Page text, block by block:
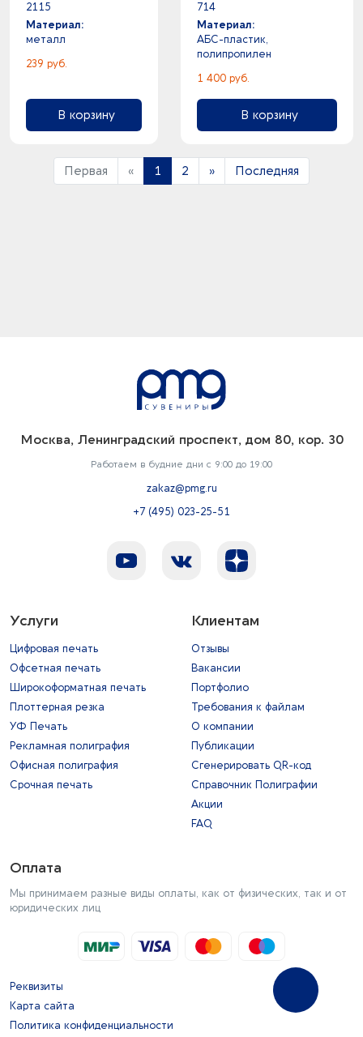
2115
Материал:
металл
239 руб.
В корзину
714
Материал:
АБС-пластик,
полипропилен
1 400 руб.
В корзину
Первая « 1 2 » Последняя
Москва, Ленинградский проспект, дом 80, кор. 30
Работаем в будние дни с 9:00 до 19:00
zakaz@pmg.ru
+7 (495) 023-25-51
Услуги
Цифровая печать
Офсетная печать
Широкоформатная печать
Плоттерная резка
УФ Печать
Рекламная полиграфия
Офисная полиграфия
Срочная печать
Клиентам
Отзывы
Вакансии
Портфолио
Требования к файлам
О компании
Публикации
Сгенерировать QR-код
Справочник Полиграфии
Акции
FAQ
Оплата
Мы принимаем разные виды оплаты, как от физических, так и от
юридических лиц
Реквизиты
Карта сайта
Политика конфиденциальности